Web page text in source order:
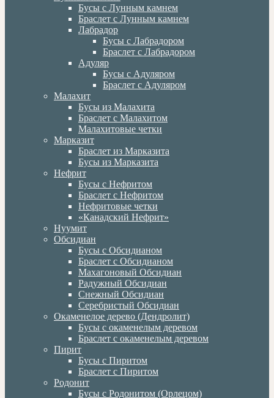
Бусы с Лунным камнем
Браслет с Лунным камнем
Лабрадор
Бусы с Лабрадором
Браслет с Лабрадором
Адуляр
Бусы с Адуляром
Браслет с Адуляром
Малахит
Бусы из Малахита
Браслет с Малахитом
Малахитовые четки
Марказит
Браслет из Марказита
Бусы из Марказита
Нефрит
Бусы с Нефритом
Браслет с Нефритом
Нефритовые четки
«Канадский Нефрит»
Нуумит
Обсидиан
Бусы с Обсидианом
Браслет с Обсидианом
Махагоновый Обсидиан
Радужный Обсидиан
Снежный Обсидиан
Серебристый Обсидиан
Окаменелое дерево (Дендролит)
Бусы с окаменелым деревом
Браслет с окаменелым деревом
Пирит
Бусы с Пиритом
Браслет с Пиритом
Родонит
Бусы с Родонитом (Орлецом)